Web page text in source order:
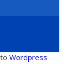
Wordpress